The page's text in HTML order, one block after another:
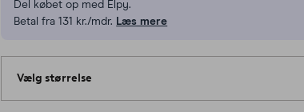
Del købet op med Elpy.
Betal fra 131 kr./mdr. Læs mere
Vælg størrelse